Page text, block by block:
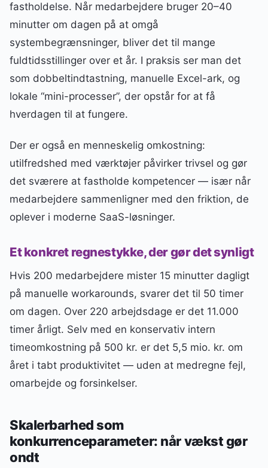
fastholdelse. Når medarbejdere bruger 20–40
minutter om dagen på at omgå
systembegrænsninger, bliver det til mange
fuldtidsstillinger over et år. I praksis ser man det
som dobbeltindtastning, manuelle Excel-ark, og
lokale “mini-processer”, der opstår for at få
hverdagen til at fungere.
Der er også en menneskelig omkostning:
utilfredshed med værktøjer påvirker trivsel og gør
det sværere at fastholde kompetencer — især når
medarbejdere sammenligner med den friktion, de
oplever i moderne SaaS-løsninger.
Et konkret regnestykke, der gør det synligt
Hvis 200 medarbejdere mister 15 minutter dagligt
på manuelle workarounds, svarer det til 50 timer
om dagen. Over 220 arbejdsdage er det 11.000
timer årligt. Selv med en konservativ intern
timeomkostning på 500 kr. er det 5,5 mio. kr. om
året i tabt produktivitet — uden at medregne fejl,
omarbejde og forsinkelser.
Skalerbarhed som
konkurrenceparameter: når vækst gør
ondt